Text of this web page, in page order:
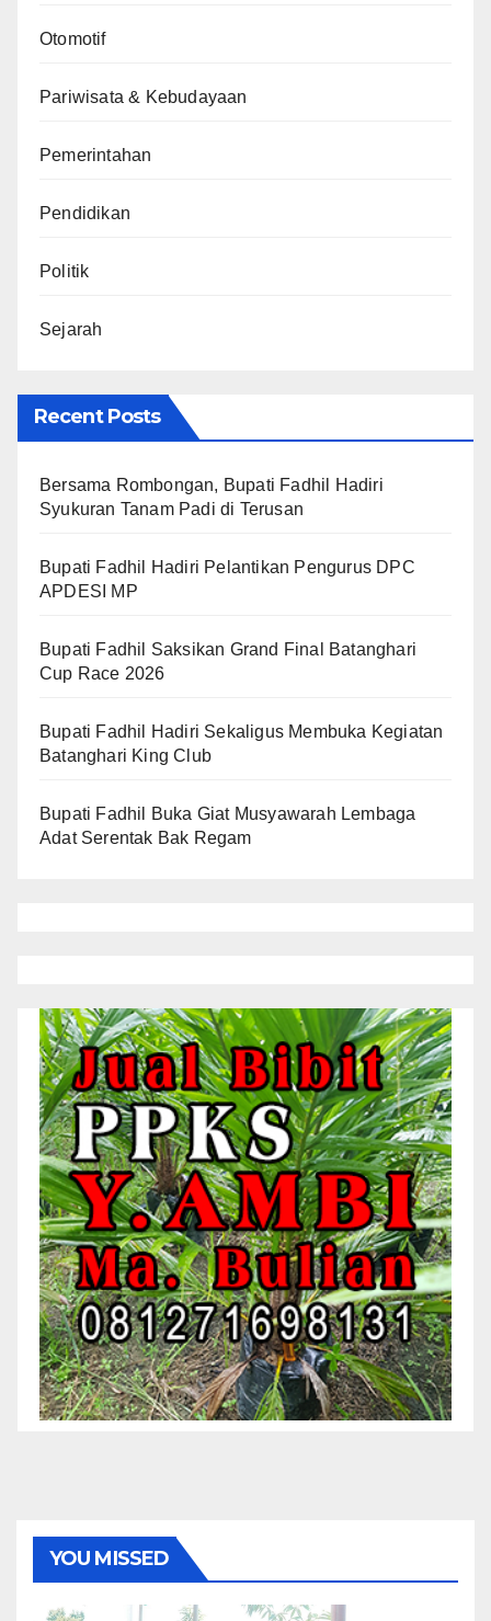
Otomotif
Pariwisata & Kebudayaan
Pemerintahan
Pendidikan
Politik
Sejarah
Recent Posts
Bersama Rombongan, Bupati Fadhil Hadiri
Syukuran Tanam Padi di Terusan
Bupati Fadhil Hadiri Pelantikan Pengurus DPC
APDESI MP
Bupati Fadhil Saksikan Grand Final Batanghari
Cup Race 2026
Bupati Fadhil Hadiri Sekaligus Membuka Kegiatan
Batanghari King Club
Bupati Fadhil Buka Giat Musyawarah Lembaga
Adat Serentak Bak Regam
YOU MISSED